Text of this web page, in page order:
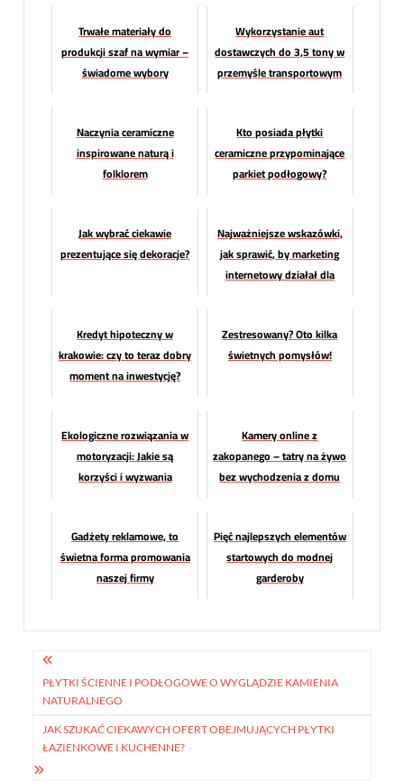
Trwałe materiały do
produkcji szaf na wymiar –
świadome wybory
Wykorzystanie aut
dostawczych do 3,5 tony w
przemyśle transportowym
Naczynia ceramiczne
inspirowane naturą i
folklorem
Kto posiada płytki
ceramiczne przypominające
parkiet podłogowy?
Jak wybrać ciekawie
prezentujące się dekoracje?
Najważniejsze wskazówki,
jak sprawić, by marketing
internetowy działał dla
Kredyt hipoteczny w
krakowie: czy to teraz dobry
moment na inwestycję?
Zestresowany? Oto kilka
świetnych pomysłów!
Ekologiczne rozwiązania w
motoryzacji: Jakie są
korzyści i wyzwania
Kamery online z
zakopanego – tatry na żywo
bez wychodzenia z domu
Gadżety reklamowe, to
świetna forma promowania
naszej firmy
Pięć najlepszych elementów
startowych do modnej
garderoby
Nawigacja
wpisu
PŁYTKI ŚCIENNE I PODŁOGOWE O WYGLĄDZIE KAMIENIA
NATURALNEGO
JAK SZUKAĆ CIEKAWYCH OFERT OBEJMUJĄCYCH PŁYTKI
ŁAZIENKOWE I KUCHENNE?